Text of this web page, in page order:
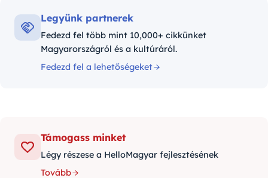
Legyünk partnerek
Fedezd fel több mint 10,000+ cikkünket
Magyarországról és a kultúráról.
Fedezd fel a lehetőségeket
Támogass minket
Légy részese a HelloMagyar fejlesztésének
Tovább